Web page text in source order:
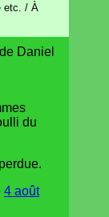
etc. / À
Daniel
du
4 août